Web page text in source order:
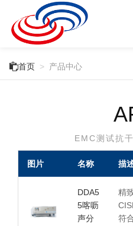
首页 > 产品中心
EMC测试抗
图片 名称 描
DDA5
5喀呖
声分
精
符